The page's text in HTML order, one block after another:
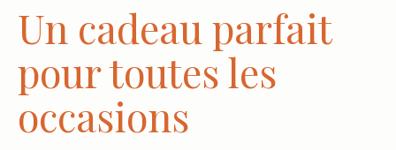
Un cadeau parfait
pour toutes les
occasions